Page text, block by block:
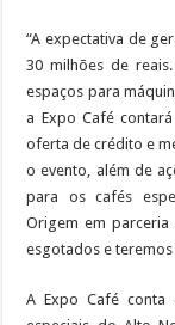
“A expectativa de
30 milhões de
espaços para
a Expo Café
oferta de crédito e
o evento, além de
para os cafés
Origem em parceria
esgotados e teremos
A Expo Café